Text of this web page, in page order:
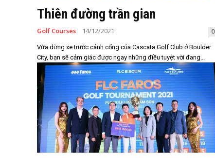
Thiên đường trần gian
Golf Courses 14/12/2021 0
Vừa dừng xe trước cánh cổng của Cascata Golf Club ở Boulder
City, bạn sẽ cảm giác được ngay những điều tuyệt vời đang...